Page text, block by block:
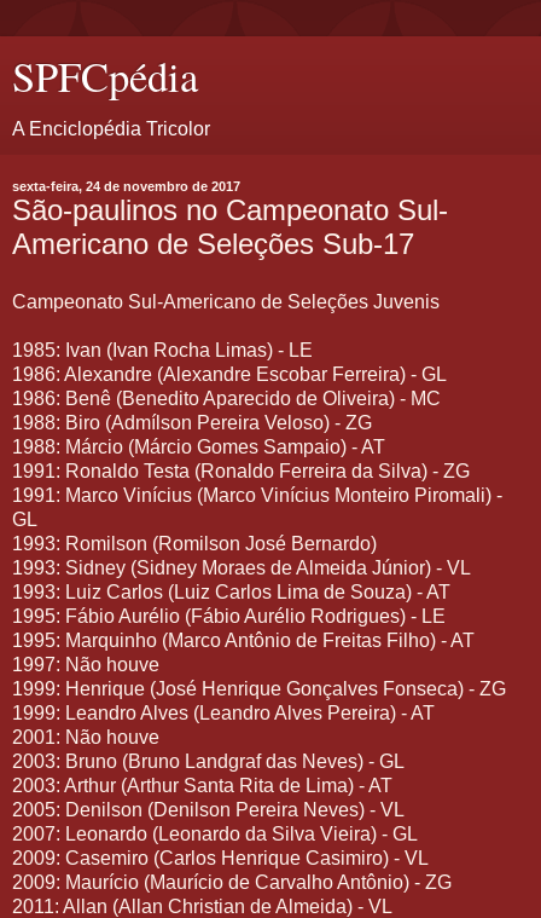
SPFCpédia
A Enciclopédia Tricolor
sexta-feira, 24 de novembro de 2017
São-paulinos no Campeonato Sul-
Americano de Seleções Sub-17
Campeonato Sul-Americano de Seleções Juvenis
1985: Ivan (Ivan Rocha Limas) - LE
1986: Alexandre (Alexandre Escobar Ferreira) - GL
1986: Benê (Benedito Aparecido de Oliveira) - MC
1988: Biro (Admílson Pereira Veloso) - ZG
1988: Márcio (Márcio Gomes Sampaio) - AT
1991: Ronaldo Testa (Ronaldo Ferreira da Silva) - ZG
1991: Marco Vinícius (Marco Vinícius Monteiro Piromali) -
GL
1993: Romilson (Romilson José Bernardo)
1993: Sidney (Sidney Moraes de Almeida Júnior) - VL
1993: Luiz Carlos (Luiz Carlos Lima de Souza) - AT
1995: Fábio Aurélio (Fábio Aurélio Rodrigues) - LE
1995: Marquinho (Marco Antônio de Freitas Filho) - AT
1997: Não houve
1999: Henrique (José Henrique Gonçalves Fonseca) - ZG
1999: Leandro Alves (Leandro Alves Pereira) - AT
2001: Não houve
2003: Bruno (Bruno Landgraf das Neves) - GL
2003: Arthur (Arthur Santa Rita de Lima) - AT
2005: Denilson (Denilson Pereira Neves) - VL
2007: Leonardo (Leonardo da Silva Vieira) - GL
2009: Casemiro (Carlos Henrique Casimiro) - VL
2009: Maurício (Maurício de Carvalho Antônio) - ZG
2011: Allan (Allan Christian de Almeida) - VL